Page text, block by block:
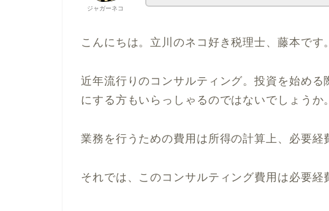
ジャガーネコ
こんにちは。立川のネコ好き税理士、藤本です。
近年流行りのコンサルティング。投資を始め
にする方もいらっしゃるのではないでしょうか。
業務を行うための費用は所得の計算上、必要経
それでは、このコンサルティング費用は必要経